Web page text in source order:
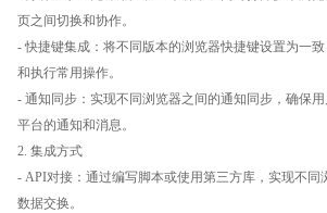
页之间切换和协作。
- 快捷键集成：将不同版本的浏览器快捷键设置为一
和执行常用操作。
- 通知同步：实现不同浏览器之间的通知同步，确保
平台的通知和消息。
2. 集成方式
- API对接：通过编写脚本或使用第三方库，实现不同
数据交换。